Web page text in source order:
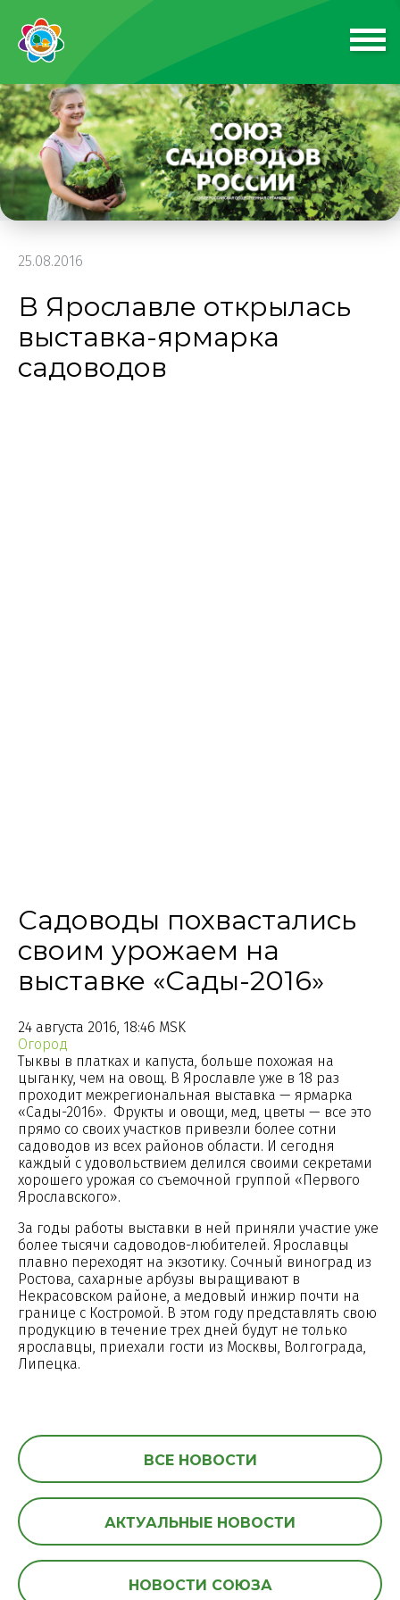
25.08.2016
В Ярославле открылась
выставка-ярмарка
садоводов
Садоводы похвастались
своим урожаем на
выставке «Сады-2016»
24 августа 2016, 18:46 MSK
Огород
Тыквы в платках и капуста, больше похожая на
цыганку, чем на овощ. В Ярославле уже в 18 раз
проходит межрегиональная выставка — ярмарка
«Сады-2016». Фрукты и овощи, мед, цветы — все это
прямо со своих участков привезли более сотни
садоводов из всех районов области. И сегодня
каждый с удовольствием делился своими секретами
хорошего урожая со съемочной группой «Первого
Ярославского».
За годы работы выставки в ней приняли участие уже
более тысячи садоводов-любителей. Ярославцы
плавно переходят на экзотику. Сочный виноград из
Ростова, сахарные арбузы выращивают в
Некрасовском районе, а медовый инжир почти на
границе с Костромой. В этом году представлять свою
продукцию в течение трех дней будут не только
ярославцы, приехали гости из Москвы, Волгограда,
Липецка.
ВСЕ НОВОСТИ
АКТУАЛЬНЫЕ НОВОСТИ
НОВОСТИ СОЮЗА